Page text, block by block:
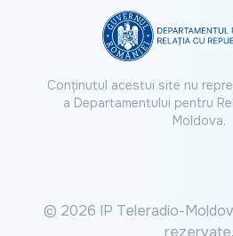
Conținutul acestui site nu
a Departamentului pentru
Moldova.
© 2026 IP Teleradio-
rezervate.